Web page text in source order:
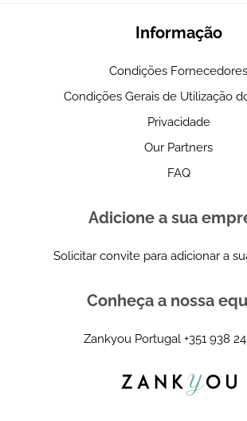
Informação
Condições Fornecedores
Condições Gerais de Utilização
Privacidade
Our Partners
FAQ
Adicione a sua
Solicitar convite para adicionar a
Conheça a nossa
Zankyou Portugal +351 938